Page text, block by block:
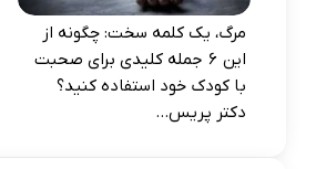
مرگ، یک کلمه سخت: چگونه از
این ۶ جمله کلیدی برای صحبت
با کودک خود استفاده کنید؟
دکتر پریس...